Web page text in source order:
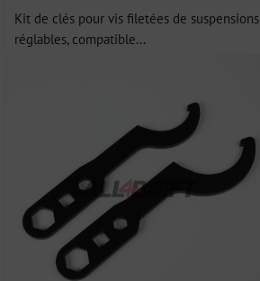
Kit de clés pour vis filetées de suspensions
réglables, compatible...